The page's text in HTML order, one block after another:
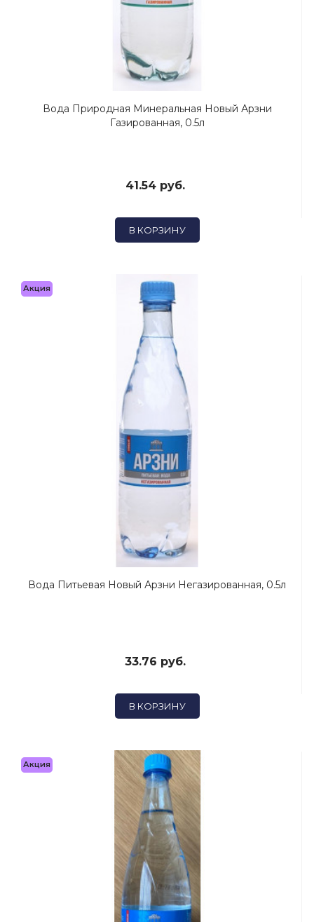
Вода Природная Минеральная Новый Арзни
Газированная, 0.5л
41.54 руб.
В КОРЗИНУ
Акция
Вода Питьевая Новый Арзни Негазированная, 0.5л
33.76 руб.
В КОРЗИНУ
Акция